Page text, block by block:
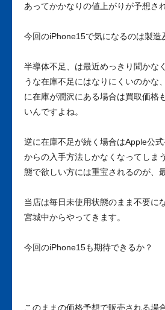
あってかかなりの値上がりが予想さ
今回のiPhone15で気になるのは製造
半導体不足、は最近めっきり聞かな
うな在庫不足にはなりにくいのかな
に在庫が潤沢にある場合は買取価格
いんですよね。
逆に在庫不足が続く場合はApple公
からの入手方法しかなくなってしま
態で欲しい方には重宝されるのが、
当店は毎日未使用状態のまま不要に
宮城中からやってきます。
今回のiPhone15も期待できるか？
このままの価格予想で販売される場